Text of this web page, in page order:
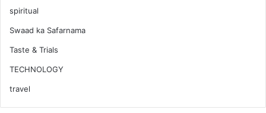
spiritual
Swaad ka Safarnama
Taste & Trials
TECHNOLOGY
travel